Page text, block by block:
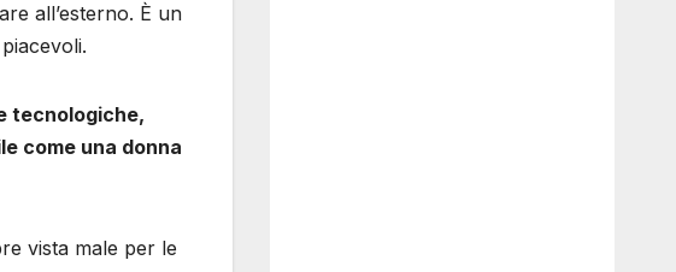
all’esterno. È un
tecnologiche,
come una donna
vista male per le